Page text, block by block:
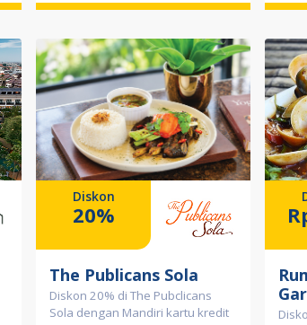
Diskon
20%
The Publicans Sola
Diskon 20% di The Pubclicans
Sola dengan Mandiri kartu kredit